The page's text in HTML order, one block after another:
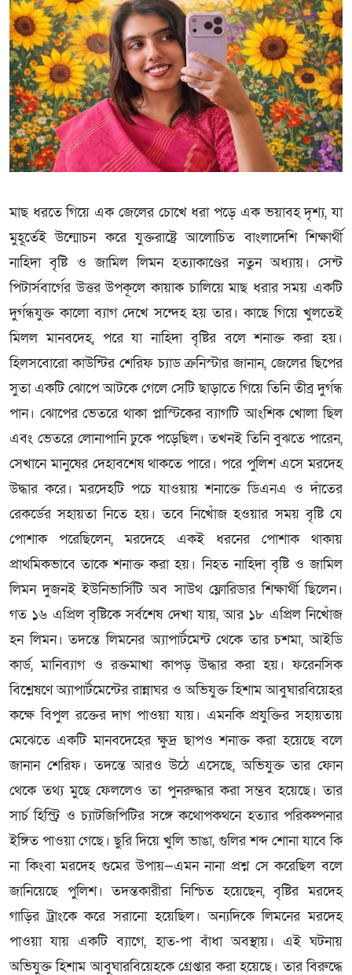
মাছ ধরতে গিয়ে এক জেলের চোখে ধরা পড়ে এক ভয়াবহ দৃশ্য, যা
মুহূর্তেই উন্মোচন করে যুক্তরাষ্ট্রে আলোচিত বাংলাদেশি শিক্ষার্থী
নাহিদা বৃষ্টি ও জামিল লিমন হত্যাকাণ্ডের নতুন অধ্যায়। সেন্ট
পিটার্সবার্গের উত্তর উপকূলে কায়াক চালিয়ে মাছ ধরার সময় একটি
দুর্গন্ধযুক্ত কালো ব্যাগ দেখে সন্দেহ হয় তার। কাছে গিয়ে খুলতেই
মিলল মানবদেহ, পরে যা নাহিদা বৃষ্টির বলে শনাক্ত করা হয়।
হিলসবোরো কাউন্টির শেরিফ চ্যাড ক্রনিস্টার জানান, জেলের ছিপের
সুতা একটি ঝোপে আটকে গেলে সেটি ছাড়াতে গিয়ে তিনি তীব্র দুর্গন্ধ
পান। ঝোপের ভেতরে থাকা প্লাস্টিকের ব্যাগটি আংশিক খোলা ছিল
এবং ভেতরে লোনাপানি ঢুকে পড়েছিল। তখনই তিনি বুঝতে পারেন,
সেখানে মানুষের দেহাবশেষ থাকতে পারে। পরে পুলিশ এসে মরদেহ
উদ্ধার করে। মরদেহটি পচে যাওয়ায় শনাক্তে ডিএনএ ও দাঁতের
রেকর্ডের সহায়তা নিতে হয়। তবে নিখোঁজ হওয়ার সময় বৃষ্টি যে
পোশাক পরেছিলেন, মরদেহে একই ধরনের পোশাক থাকায়
প্রাথমিকভাবে তাকে শনাক্ত করা হয়। নিহত নাহিদা বৃষ্টি ও জামিল
লিমন দুজনই ইউনিভার্সিটি অব সাউথ ফ্লোরিডার শিক্ষার্থী ছিলেন।
গত ১৬ এপ্রিল বৃষ্টিকে সর্বশেষ দেখা যায়, আর ১৮ এপ্রিল নিখোঁজ
হন লিমন। তদন্তে লিমনের অ্যাপার্টমেন্ট থেকে তার চশমা, আইডি
কার্ড, মানিব্যাগ ও রক্তমাখা কাপড় উদ্ধার করা হয়। ফরেনসিক
বিশ্লেষণে অ্যাপার্টমেন্টের রান্নাঘর ও অভিযুক্ত হিশাম আবুঘারবিয়েহর
কক্ষে বিপুল রক্তের দাগ পাওয়া যায়। এমনকি প্রযুক্তির সহায়তায়
মেঝেতে একটি মানবদেহের ক্ষুদ্র ছাপও শনাক্ত করা হয়েছে বলে
জানান শেরিফ। তদন্তে আরও উঠে এসেছে, অভিযুক্ত তার ফোন
থেকে তথ্য মুছে ফেললেও তা পুনরুদ্ধার করা সম্ভব হয়েছে। তার
সার্চ হিস্ট্রি ও চ্যাটজিপিটির সঙ্গে কথোপকথনে হত্যার পরিকল্পনার
ইঙ্গিত পাওয়া গেছে। ছুরি দিয়ে খুলি ভাঙা, গুলির শব্দ শোনা যাবে কি
না কিংবা মরদেহ গুমের উপায়—এমন নানা প্রশ্ন সে করেছিল বলে
জানিয়েছে পুলিশ। তদন্তকারীরা নিশ্চিত হয়েছেন, বৃষ্টির মরদেহ
গাড়ির ট্রাংকে করে সরানো হয়েছিল। অন্যদিকে লিমনের মরদেহ
পাওয়া যায় একটি ব্যাগে, হাত-পা বাঁধা অবস্থায়। এই ঘটনায়
অভিযুক্ত হিশাম আবুঘারবিয়েহকে গ্রেপ্তার করা হয়েছে। তার বিরুদ্ধে